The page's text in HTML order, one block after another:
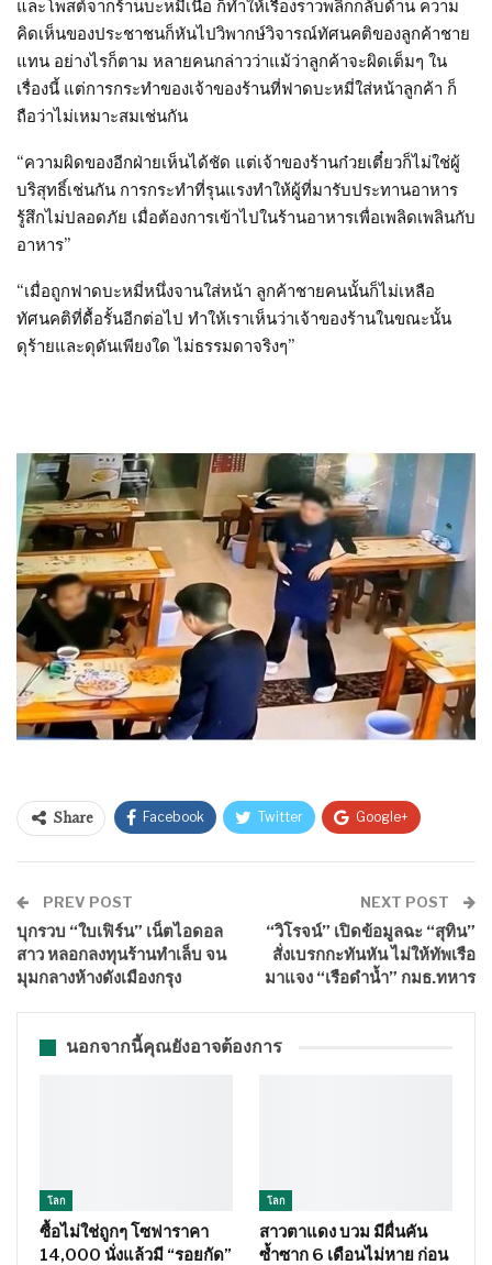
และโพสต์จากร้านบะหมี่เนื้อ ก็ทำให้เรื่องราวพลิกกลับด้าน ความ
คิดเห็นของประชาชนก็หันไปวิพากษ์วิจารณ์ทัศนคติของลูกค้าชาย
แทน อย่างไรก็ตาม หลายคนกล่าวว่าแม้ว่าลูกค้าจะผิดเต็มๆ ใน
เรื่องนี้ แต่การกระทำของเจ้าของร้านที่ฟาดบะหมี่ใส่หน้าลูกค้า ก็
ถือว่าไม่เหมาะสมเช่นกัน
“ความผิดของอีกฝ่ายเห็นได้ชัด แต่เจ้าของร้านก๋วยเตี๋ยวก็ไม่ใช่ผู้
บริสุทธิ์เช่นกัน การกระทำที่รุนแรงทำให้ผู้ที่มารับประทานอาหาร
รู้สึกไม่ปลอดภัย เมื่อต้องการเข้าไปในร้านอาหารเพื่อเพลิดเพลินกับ
อาหาร”
“เมื่อถูกฟาดบะหมี่หนึ่งจานใส่หน้า ลูกค้าชายคนนั้นก็ไม่เหลือ
ทัศนคติที่ดื้อรั้นอีกต่อไป ทำให้เราเห็นว่าเจ้าของร้านในขณะนั้น
ดุร้ายและดุดันเพียงใด ไม่ธรรมดาจริงๆ”
Share Facebook Twitter Google+
อีเมล์
PREV POST
บุกรวบ “ใบเฟิร์น” เน็ตไอดอล
สาว หลอกลงทุนร้านทำเล็บ จน
มุมกลางห้างดังเมืองกรุง
NEXT POST
“วิโรจน์” เปิดข้อมูลฉะ “สุทิน”
สั่งเบรกกะทันหัน ไม่ให้ทัพเรือ
มาแจง “เรือดำน้ำ” กมธ.ทหาร
นอกจากนี้คุณยังอาจต้องการ
โลก
ซื้อไม่ใช่ถูกๆ โซฟาราคา
14,000 นั่งแล้วมี “รอยกัด”
โลก
สาวตาแดง บวม มีผื่นคัน
ซ้ำซาก 6 เดือนไม่หาย ก่อน